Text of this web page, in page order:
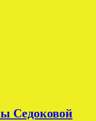
Седоковой